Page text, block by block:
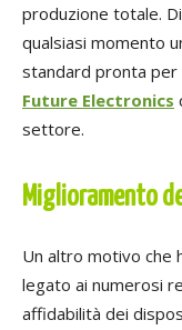
produzione totale.
qualsiasi momento
standard pronta per
Future Electronics
settore.
Miglioramento
Un altro motivo che
legato ai numerosi
affidabilità dei